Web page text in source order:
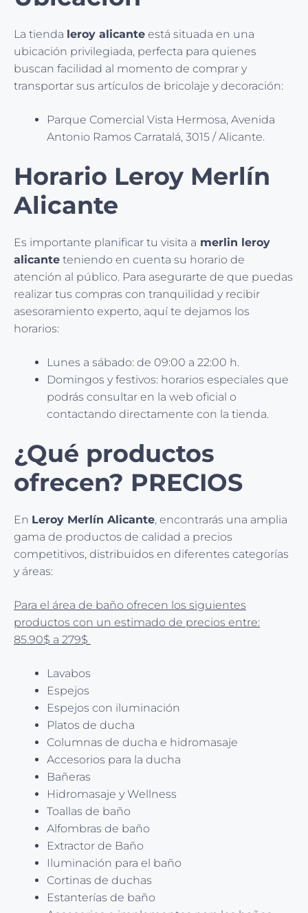
La tienda leroy alicante está situada en una
ubicación privilegiada, perfecta para quienes
buscan facilidad al momento de comprar y
transportar sus artículos de bricolaje y decoración:
Parque Comercial Vista Hermosa, Avenida
Antonio Ramos Carratalá, 3015 / Alicante.
Horario Leroy Merlín
Alicante
Es importante planificar tu visita a merlin leroy
alicante teniendo en cuenta su horario de
atención al público. Para asegurarte de que puedas
realizar tus compras con tranquilidad y recibir
asesoramiento experto, aquí te dejamos los
horarios:
Lunes a sábado: de 09:00 a 22:00 h.
Domingos y festivos: horarios especiales que
podrás consultar en la web oficial o
contactando directamente con la tienda.
¿Qué productos
ofrecen? PRECIOS
En Leroy Merlín Alicante, encontrarás una amplia
gama de productos de calidad a precios
competitivos, distribuidos en diferentes categorías
y áreas:
Para el área de baño ofrecen los siguientes
productos con un estimado de precios entre:
85.90$ a 279$
Lavabos
Espejos
Espejos con iluminación
Platos de ducha
Columnas de ducha e hidromasaje
Accesorios para la ducha
Bañeras
Hidromasaje y Wellness
Toallas de baño
Alfombras de baño
Extractor de Baño
Iluminación para el baño
Cortinas de duchas
Estanterías de baño